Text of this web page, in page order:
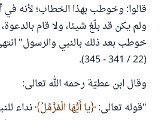
قالوا: وخوطب بهذا الخطاب؛ لأنه في
ولم يكن قد بلّغ شيئا، ولا قام
خوطب بعد ذلك بالنبي والرسول"
(22 / 341 - 345).
وقال ابن عطيّة رحمه الله تعالى:
"قوله تعالى: يا أَيُّهَا الْمُزَّمِّلُ نداء